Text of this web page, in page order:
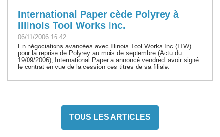
International Paper cède Polyrey à
Illinois Tool Works Inc.
06/11/2006 16:42
En négociations avancées avec Illinois Tool Works Inc (ITW)
pour la reprise de Polyrey au mois de septembre (Actu du
19/09/2006), International Paper a annoncé vendredi avoir signé
le contrat en vue de la cession des titres de sa filiale.
TOUS LES ARTICLES